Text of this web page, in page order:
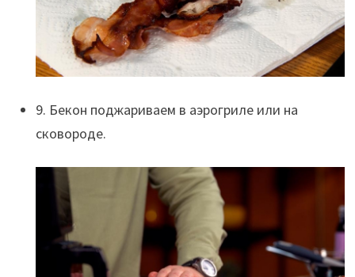
9. Бекон поджариваем в аэрогриле или на
сковороде.